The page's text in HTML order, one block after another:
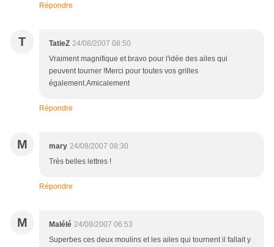
Répondre
T TatieZ 24/08/2007 08:50
Vraiment magnifique et bravo pour l'idée des ailes qui
peuvent tourner !Merci pour toutes vos grilles
également.Amicalement
Répondre
M mary 24/08/2007 08:30
Très belles lettres !
Répondre
M Malélé 24/08/2007 06:53
Superbes ces deux moulins et les ailes qui tournent il fallait y